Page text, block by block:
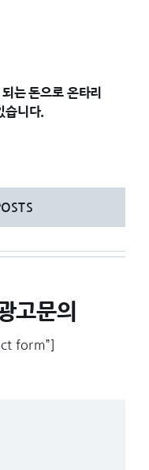
는 돈으로 온타리
습니다.
고문의
form”]